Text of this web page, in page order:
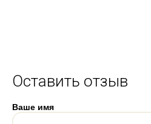
Оставить отзыв
Ваше имя